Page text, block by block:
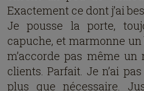
Exactement ce dont j’ai
Je pousse la porte,
capuche, et marmonne
m’accorde pas même
clients. Parfait. Je n’ai
plus que nécessaire.